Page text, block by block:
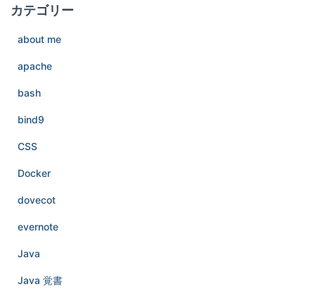
カテゴリー
about me
apache
bash
bind9
CSS
Docker
dovecot
evernote
Java
Java 覚書